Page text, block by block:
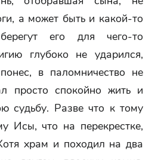
а может быть и какой-то
его для чего-то
глубоко не ударился,
в паломничество не
просто спокойно жить и
судьбу. Разве что к тому
Исы, что на перекрестке,
храм и походил на два